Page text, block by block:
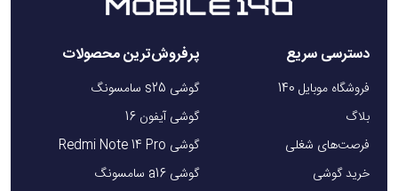
دسترسی سریع
فروشگاه موبایل 140
بلاگ
فرصت‌های شغلی
خرید گوشی
پرفروش‌ترین محصولات
گوشی s25 سامسونگ
گوشی آیفون 16
گوشی Redmi Note 14 Pro
گوشی a16 سامسونگ